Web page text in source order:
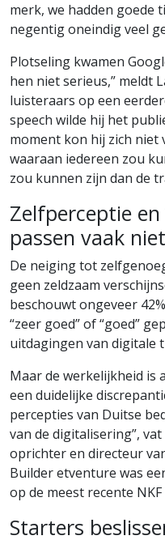
merk, we hadden goede
negentig oneindig veel
Plotseling kwamen
hen niet serieus,” meldt
luisteraars op een
speech wilde hij het
moment kon hij zich
waaraan iedereen zou
zou kunnen zijn dan de
Zelfperceptie en
passen vaak
De neiging tot
geen zeldzaam
beschouwt ongeveer
“zeer goed” of “goed”
uitdagingen van digitale
Maar de werkelijkheid is
een duidelijke
percepties van Duitse
van de digitalisering”,
oprichter en directeur
Builder etventure was
op de meest recente
Starters